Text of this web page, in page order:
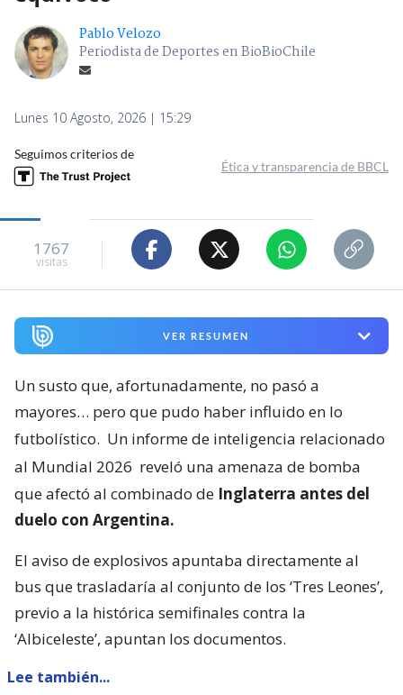
Pablo Velozo
Periodista de Deportes en BioBioChile
Lunes 10 Agosto, 2026 | 15:29
Seguimos criterios de
Ética y transparencia de BBCL
1767
visitas
VER RESUMEN
Un susto que, afortunadamente, no pasó a
mayores… pero que pudo haber influido en lo
futbolístico. Un informe de inteligencia relacionado
al Mundial 2026 reveló una amenaza de bomba
que afectó al combinado de Inglaterra antes del
duelo con Argentina.
El aviso de explosivos apuntaba directamente al
bus que trasladaría al conjunto de los ‘Tres Leones’,
previo a la histórica semifinales contra la
‘Albiceleste’, apuntan los documentos.
Lee también...